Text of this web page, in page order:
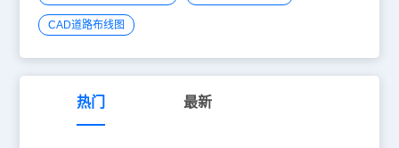
CAD道路布线图
热门 最新